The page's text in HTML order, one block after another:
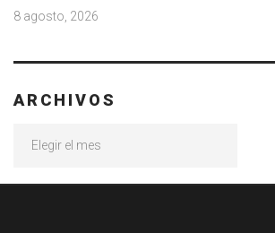
8 agosto, 2026
ARCHIVOS